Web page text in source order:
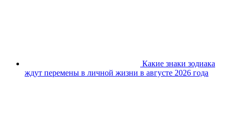
Какие знаки зодиака
ждут перемены в личной жизни в августе 2026 года